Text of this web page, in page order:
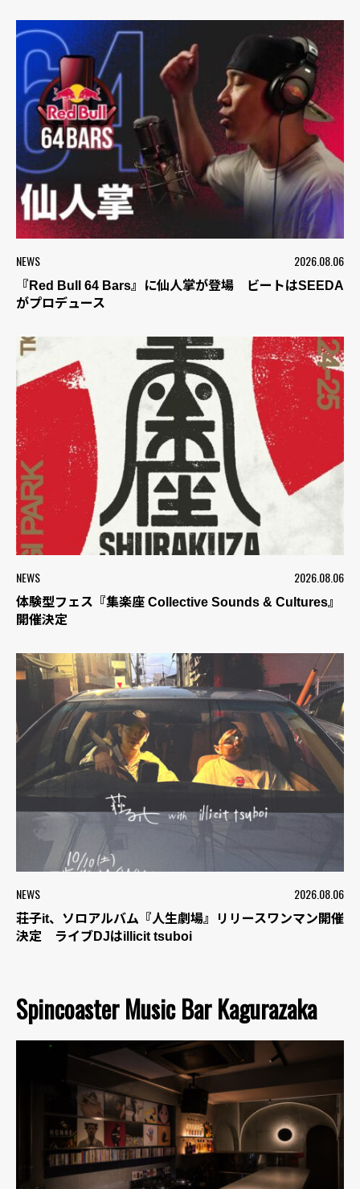
NEWS 2026.08.06
『Red Bull 64 Bars』に仙人掌が登場 ビートはSEEDA
がプロデュース
NEWS 2026.08.06
体験型フェス『集楽座 Collective Sounds & Cultures』
開催決定
NEWS 2026.08.06
荘子it、ソロアルバム『人生劇場』リリースワンマン開催
決定 ライブDJはillicit tsuboi
Spincoaster Music Bar Kagurazaka